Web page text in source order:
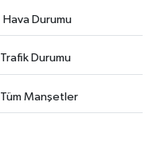
Hava Durumu
Trafik Durumu
Tüm Manşetler